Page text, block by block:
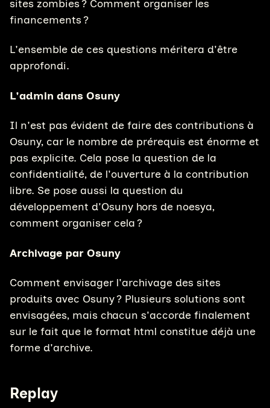
sites zombies ? Comment organiser les
financements ?
L'ensemble de ces questions méritera d'être
approfondi.
L'admin dans Osuny
Il n'est pas évident de faire des contributions à
Osuny, car le nombre de prérequis est énorme et
pas explicite. Cela pose la question de la
confidentialité, de l'ouverture à la contribution
libre. Se pose aussi la question du
développement d'Osuny hors de noesya,
comment organiser cela ?
Archivage par Osuny
Comment envisager l'archivage des sites
produits avec Osuny ? Plusieurs solutions sont
envisagées, mais chacun s'accorde finalement
sur le fait que le format html constitue déjà une
forme d'archive.
Replay